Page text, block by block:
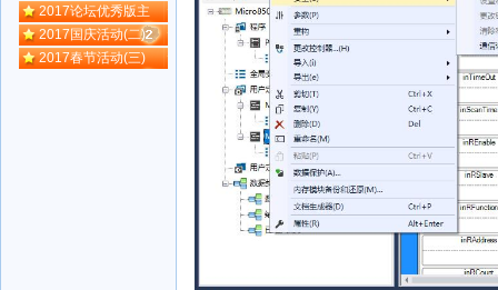
2017论坛优秀版主
2017国庆活动(二)
2017春节活动(三)